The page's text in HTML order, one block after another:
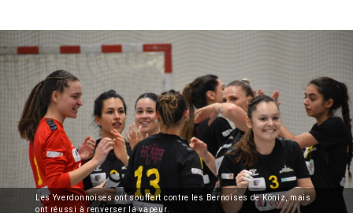
Les Yverdonnoises ont souffert contre les Bernoises de Köniz, mais
ont réussi à renverser la vapeur.